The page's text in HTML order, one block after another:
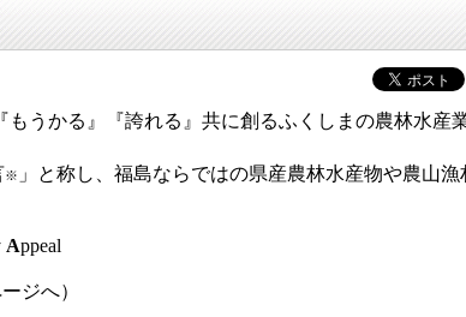
うかる』『誇れる』共に創るふくしまの農林水産
※ 」と称し、福島ならではの県産農林水産物や農山
Appeal
ジへ）​